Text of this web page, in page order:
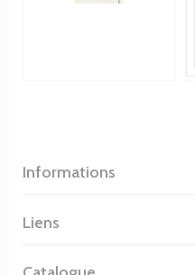
Informations
Liens